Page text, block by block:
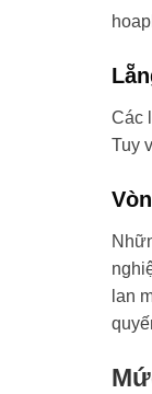
Các
Tuy
lan